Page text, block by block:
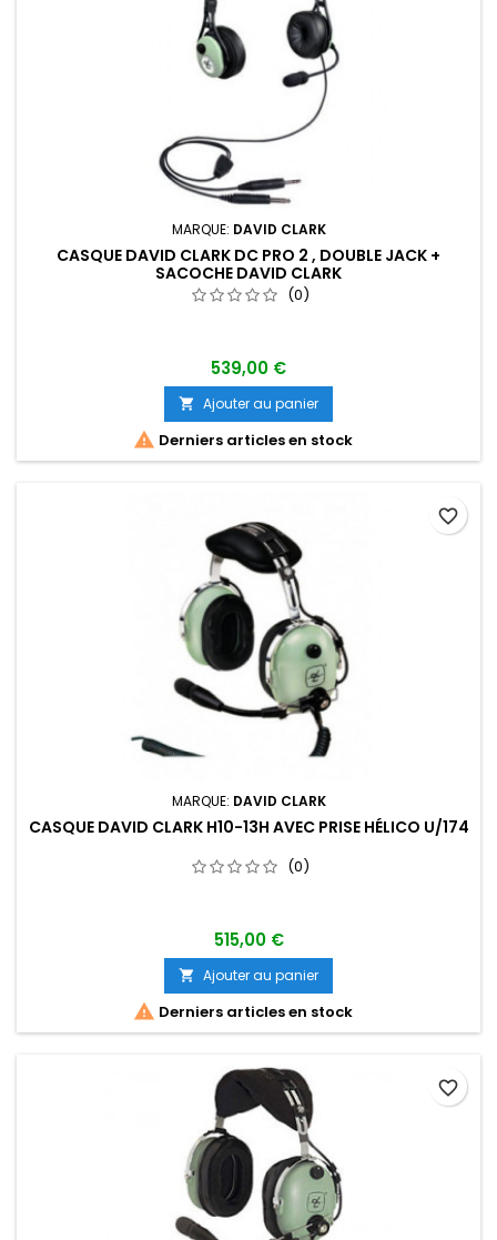
MARQUE: DAVID CLARK
CASQUE DAVID CLARK DC PRO 2 , DOUBLE JACK +
SACOCHE DAVID CLARK
(0)
539,00 €
 Ajouter au panier
 Derniers articles en stock
MARQUE: DAVID CLARK
CASQUE DAVID CLARK H10-13H AVEC PRISE HÉLICO U/174
(0)
515,00 €
 Ajouter au panier
 Derniers articles en stock
favorite_border
favorite_border